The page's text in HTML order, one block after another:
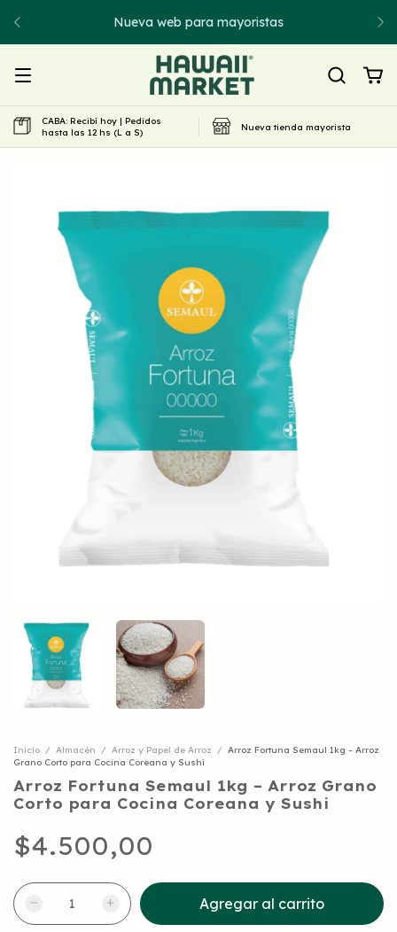
Nueva web para mayoristas
CABA: Recibí hoy | Pedidos
hasta las 12 hs (L a S)
Nueva tienda mayorista
Inicio / Almacén / Arroz y Papel de Arroz / Arroz Fortuna Semaul 1kg – Arroz
Grano Corto para Cocina Coreana y Sushi
Arroz Fortuna Semaul 1kg – Arroz Grano
Corto para Cocina Coreana y Sushi
$4.500,00